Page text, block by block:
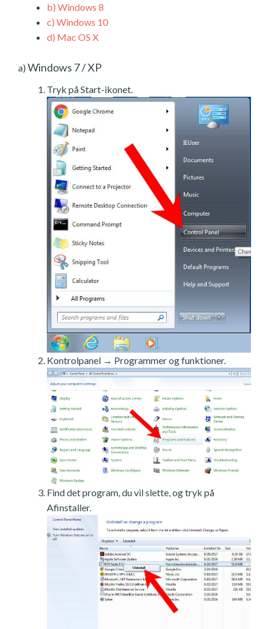
b) Windows 8
c) Windows 10
d) Mac OS X
a) Windows 7 / XP
Tryk på Start-ikonet.
Kontrolpanel → Programmer og funktioner.
Find det program, du vil slette, og tryk på
Afinstaller.